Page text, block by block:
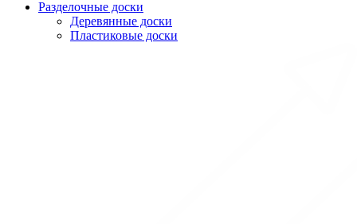
Разделочные доски
Деревянные доски
Пластиковые доски